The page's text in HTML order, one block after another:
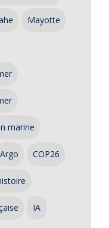
Mayotte
marine
Argo COP26
IA